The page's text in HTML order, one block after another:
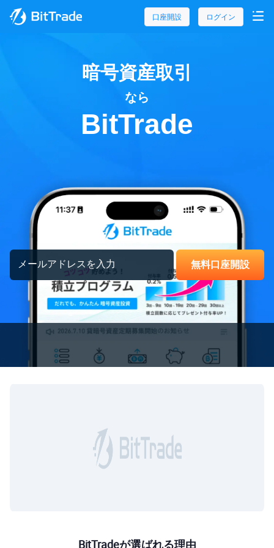
口座開設 ログイン
暗号資産取引
なら
BitTrade
無料口座開設
BitTradeが選ばれる理由